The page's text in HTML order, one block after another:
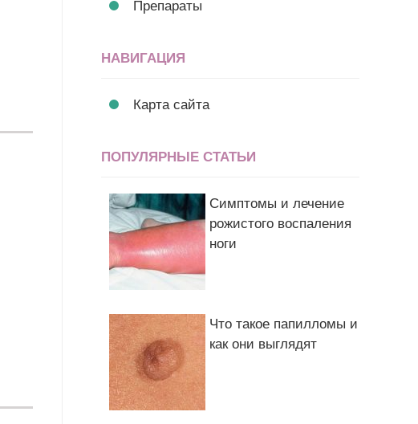
Препараты
НАВИГАЦИЯ
Карта сайта
ПОПУЛЯРНЫЕ СТАТЬИ
Симптомы и лечение
рожистого воспаления
ноги
Что такое папилломы и
как они выглядят